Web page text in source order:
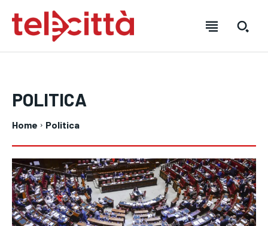
HOME
HOME
HOME
POLITICA
Home Politica